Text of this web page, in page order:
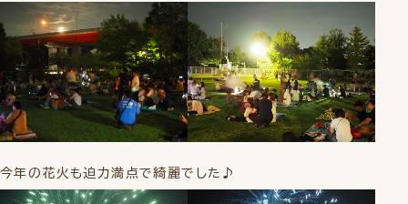
今年の花火も迫力満点で綺麗でした♪